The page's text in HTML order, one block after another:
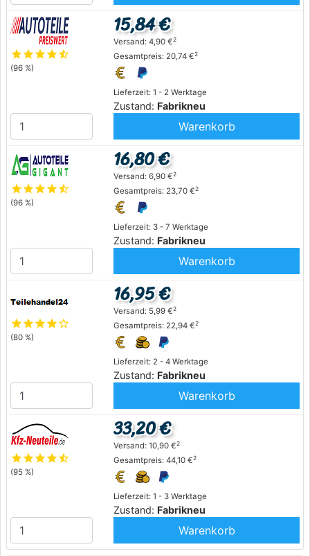
starstarstarstarstar_half
(96 %)
Lieferzeit: 1 - 2 Werktage
Zustand: Fabrikneu
15,84 €
Versand: 4,90 €2
Gesamtpreis: 20,74 €2
Warenkorb
starstarstarstarstar_half
(96 %)
Lieferzeit: 3 - 7 Werktage
Zustand: Fabrikneu
16,80 €
Versand: 6,90 €2
Gesamtpreis: 23,70 €2
Warenkorb
starstarstarstarstar_outline
(80 %)
Lieferzeit: 2 - 4 Werktage
Zustand: Fabrikneu
16,95 €
Versand: 5,99 €2
Gesamtpreis: 22,94 €2
Warenkorb
starstarstarstarstar_half
(95 %)
Lieferzeit: 1 - 3 Werktage
Zustand: Fabrikneu
33,20 €
Versand: 10,90 €2
Gesamtpreis: 44,10 €2
Warenkorb